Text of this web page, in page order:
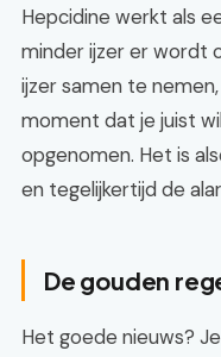
Hepcidine werkt als
minder ijzer er wordt
ijzer samen te
moment dat je juist
opgenomen. Het is
en tegelijkertijd de
De gouden
Het goede nieuws?